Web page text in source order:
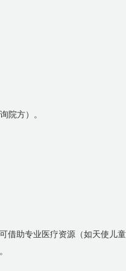
院方）。
借助专业医疗资源（如天使儿